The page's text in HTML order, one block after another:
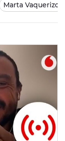
Marta Vaquerizo